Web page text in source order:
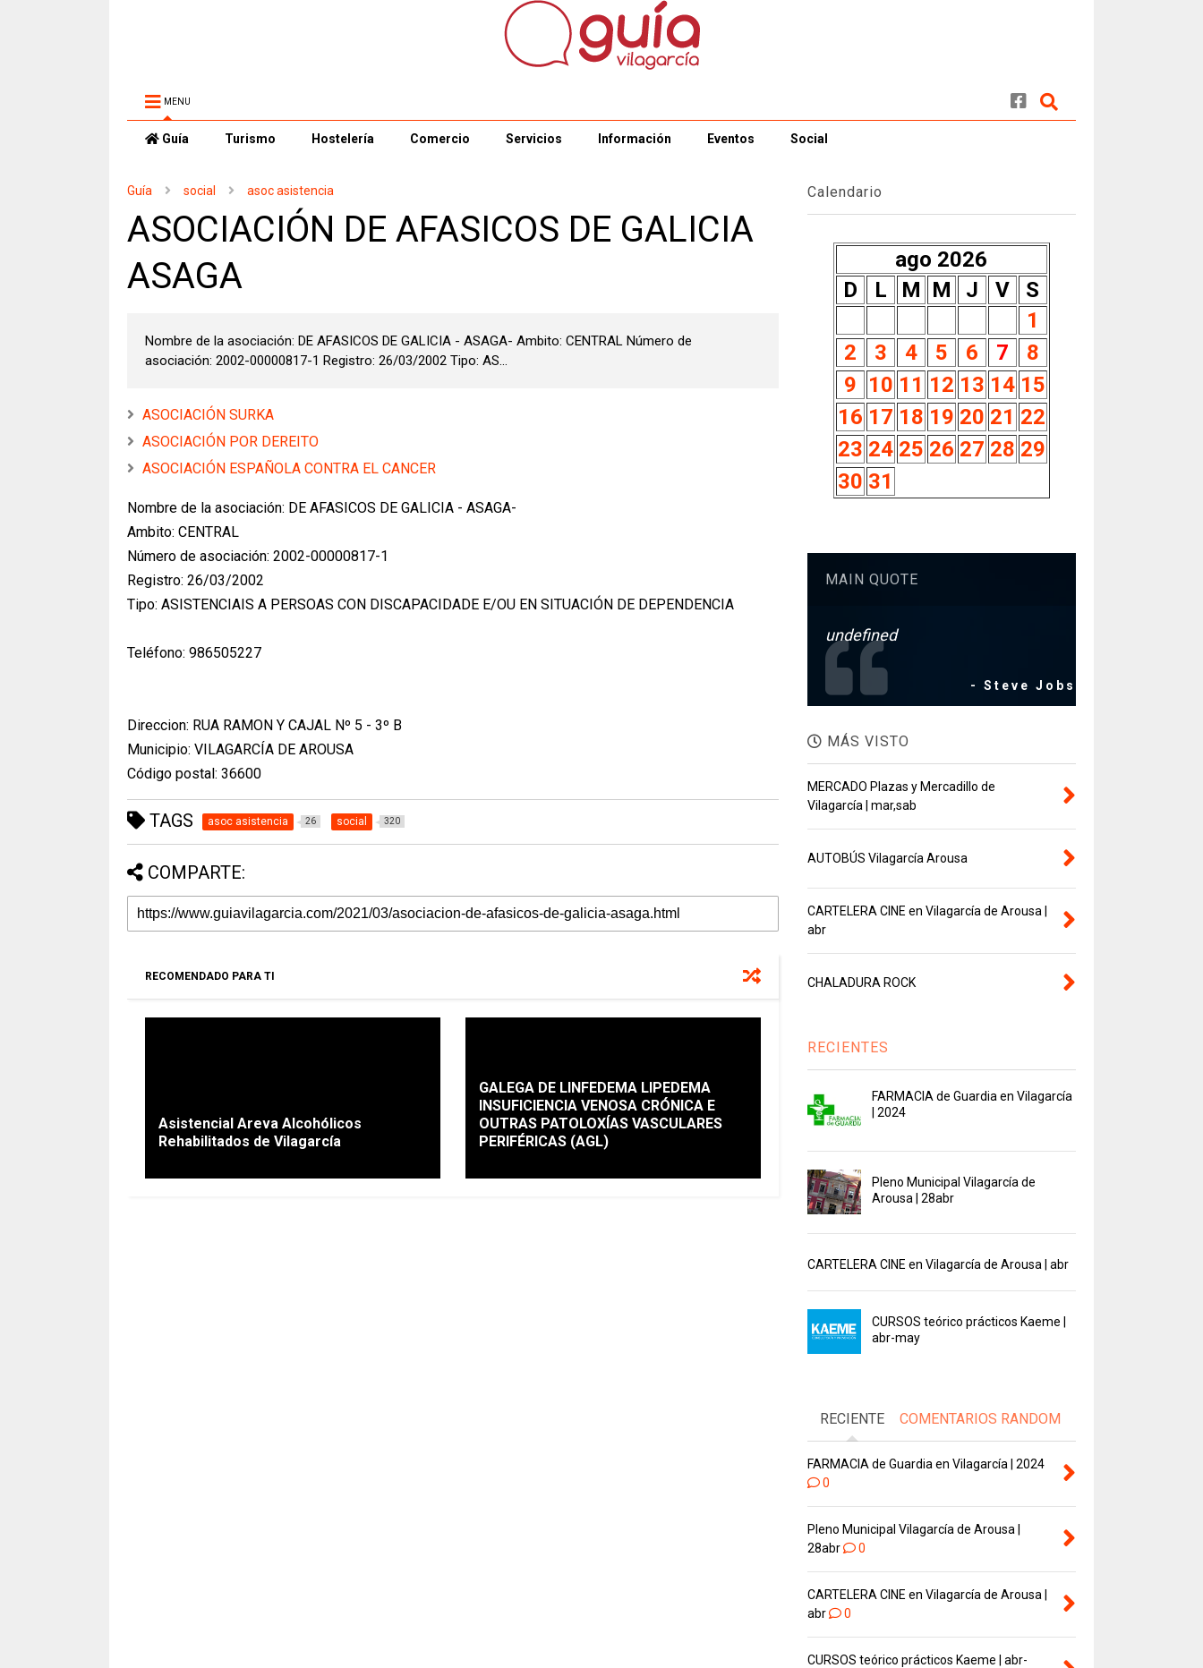
MENU
Guía Turismo Hostelería Comercio Servicios Información Eventos Social
Guía social asoc asistencia
ASOCIACIÓN DE AFASICOS DE GALICIA
ASAGA
Nombre de la asociación: DE AFASICOS DE GALICIA - ASAGA- Ambito: CENTRAL Número de
asociación: 2002-00000817-1 Registro: 26/03/2002 Tipo: AS...
ASOCIACIÓN SURKA
ASOCIACIÓN POR DEREITO
ASOCIACIÓN ESPAÑOLA CONTRA EL CANCER
Nombre de la asociación: DE AFASICOS DE GALICIA - ASAGA-
Ambito: CENTRAL
Número de asociación: 2002-00000817-1
Registro: 26/03/2002
Tipo: ASISTENCIAIS A PERSOAS CON DISCAPACIDADE E/OU EN SITUACIÓN DE DEPENDENCIA
Teléfono: 986505227
Direccion: RUA RAMON Y CAJAL Nº 5 - 3º B
Municipio: VILAGARCÍA DE AROUSA
Código postal: 36600
TAGS asoc asistencia 26 social 320
COMPARTE:
RECOMENDADO PARA TI
Asistencial Areva Alcohólicos
Rehabilitados de Vilagarcía
GALEGA DE LINFEDEMA LIPEDEMA
INSUFICIENCIA VENOSA CRÓNICA E
OUTRAS PATOLOXÍAS VASCULARES
PERIFÉRICAS (AGL)
Calendario
ago 2026
D
L M M J V
S
1
2
3 4 5 6 7
8
9 10 11 12 13 14 15
16 17 18 19 20 21 22
23 24 25 26 27 28 29
30 31
MAIN QUOTE
undefined
- Steve Jobs
MÁS VISTO
MERCADO Plazas y Mercadillo de
Vilagarcía | mar,sab
AUTOBÚS Vilagarcía Arousa
CARTELERA CINE en Vilagarcía de Arousa |
abr
CHALADURA ROCK
RECIENTES
FARMACIA de Guardia en Vilagarcía
| 2024
Pleno Municipal Vilagarcía de
Arousa | 28abr
CARTELERA CINE en Vilagarcía de Arousa | abr
CURSOS teórico prácticos Kaeme |
abr-may
RECIENTE COMENTARIOS RANDOM
FARMACIA de Guardia en Vilagarcía | 2024
0
Pleno Municipal Vilagarcía de Arousa |
28abr
0
CARTELERA CINE en Vilagarcía de Arousa |
abr
0
CURSOS teórico prácticos Kaeme | abr-